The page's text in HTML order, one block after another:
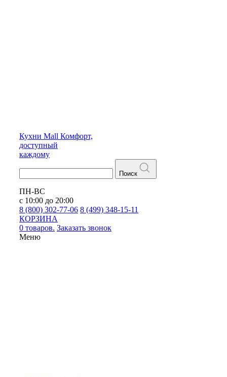
Кухни Mall Комфорт,
доступный
каждому
Поиск
ПН-ВС
с 10:00 до 20:00
8 (800) 302-77-06 8 (499) 348-15-11
КОРЗИНА
0 товаров. Заказать звонок
Меню